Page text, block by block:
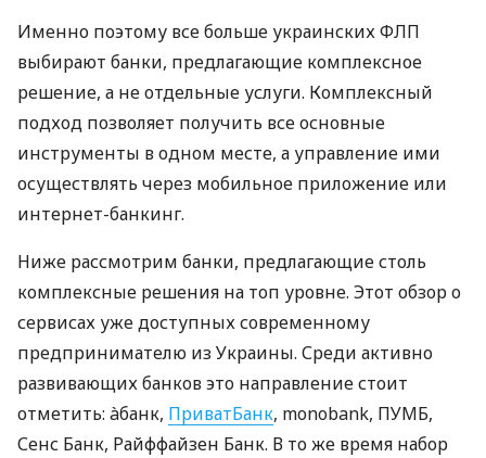
Именно поэтому все больше украинских ФЛП
выбирают банки, предлагающие комплексное
решение, а не отдельные услуги. Комплексный
подход позволяет получить все основные
инструменты в одном месте, а управление ими
осуществлять через мобильное приложение или
интернет-банкинг.
Ниже рассмотрим банки, предлагающие столь
комплексные решения на топ уровне. Этот обзор о
сервисах уже доступных современному
предпринимателю из Украины. Среди активно
развивающих банков это направление стоит
отметить: àбанк, ПриватБанк, monobank, ПУМБ,
Сенс Банк, Райффайзен Банк. В то же время набор